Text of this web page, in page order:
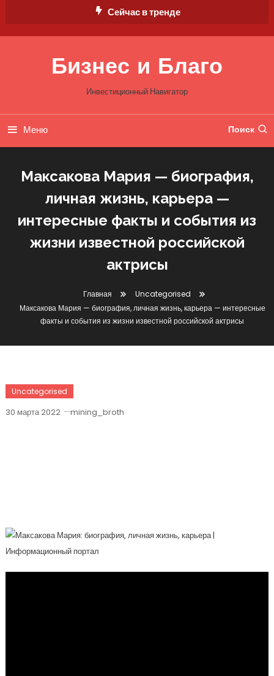
Сейчас в тренде
Бизнес и Благо
Инвестиционный Навигатор
Меню Поиск
Максакова Мария — биография,
личная жизнь, карьера —
интересные факты и события из
жизни известной российской
актрисы
Главная
Uncategorised
Максакова Мария — биография, личная жизнь, карьера — интересные
факты и события из жизни известной российской актрисы
Uncategorised
30 марта 2022 mining_broth